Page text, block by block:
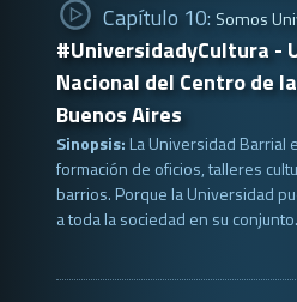
Capítulo 10: Somos
#UniversidadyCultura -
Nacional del Centro de
Buenos Aires
Sinopsis: La Universidad Barrial
formación de oficios, talleres
barrios. Porque la Universidad
a toda la sociedad en su conjunto.